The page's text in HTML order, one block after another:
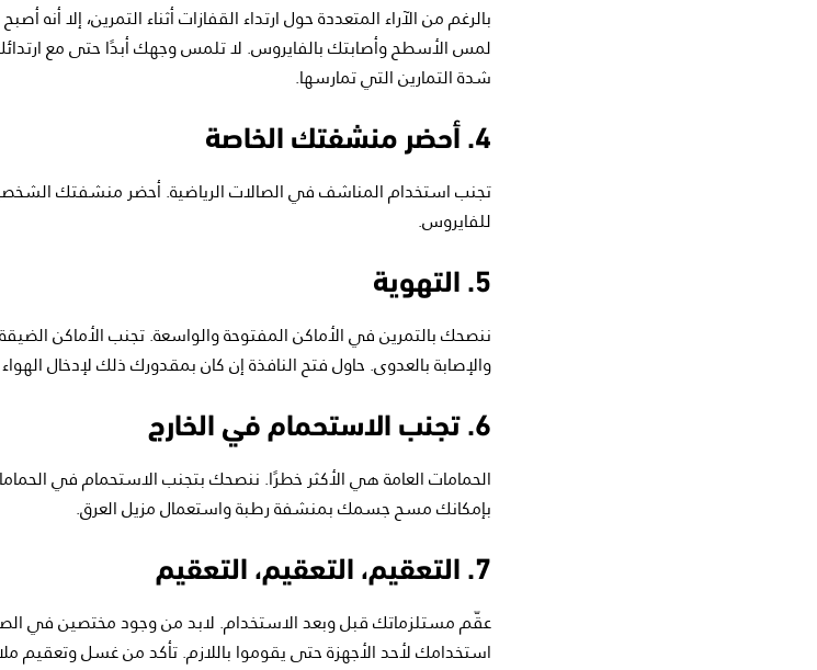
بالرغم من الآراء المتعددة حول ارتداء القفازات أثناء التمرين، إلا
لمس الأسطح وأصابتك بالفايروس. لا تلمس وجهك أبدًا حتى مع
شدة التمارين التي تمارسها.
4. أحضر منشفتك الخاصة
تجنب استخدام المناشف في الصالات الرياضية. أحضر منشفتك
للفايروس.
5. التهوية
ننصحك بالتمرين في الأماكن المفتوحة والواسعة. تجنب الأماكن
والإصابة بالعدوى. حاول فتح النافذة إن كان بمقدورك ذلك لإدخال
6. تجنب الاستحمام في الخارج
الحمامات العامة هي الأكثر خطرًا. ننصحك بتجنب الاستحمام في
بإمكانك مسح جسمك بمنشفة رطبة واستعمال مزيل العرق.
7. التعقيم، التعقيم، التعقيم
عقّم مستلزماتك قبل وبعد الاستخدام. لابد من وجود مختصين في
استخدامك لأحد الأجهزة حتى يقوموا باللازم. تأكد من غسل وتعقيم